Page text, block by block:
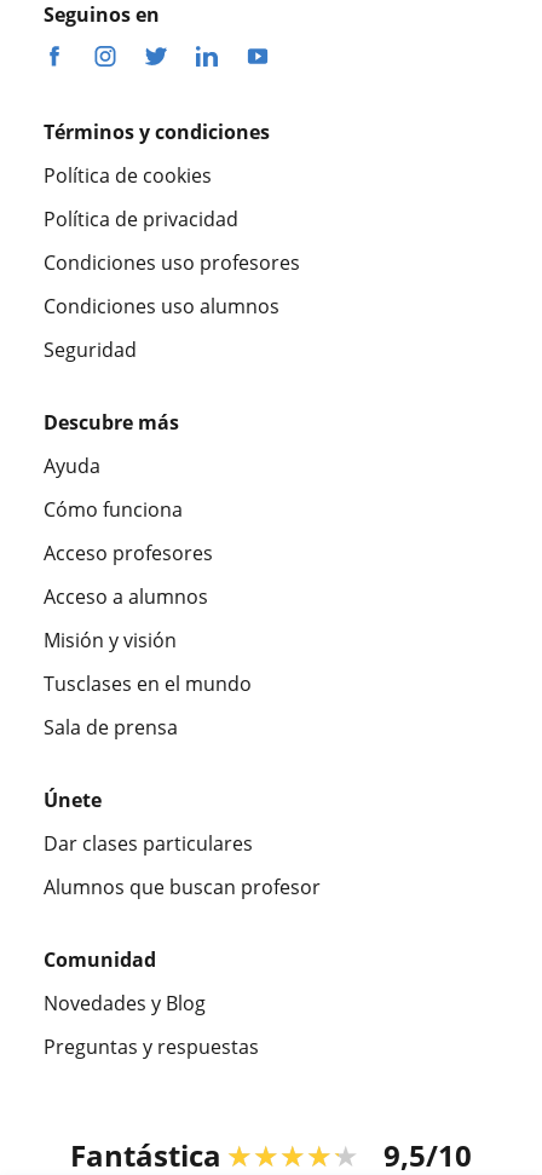
Seguinos en
Términos y condiciones
Política de cookies
Política de privacidad
Condiciones uso profesores
Condiciones uso alumnos
Seguridad
Descubre más
Ayuda
Cómo funciona
Acceso profesores
Acceso a alumnos
Misión y visión
Tusclases en el mundo
Sala de prensa
Únete
Dar clases particulares
Alumnos que buscan profesor
Comunidad
Novedades y Blog
Preguntas y respuestas
Fantástica ★★★★★ 9,5/10